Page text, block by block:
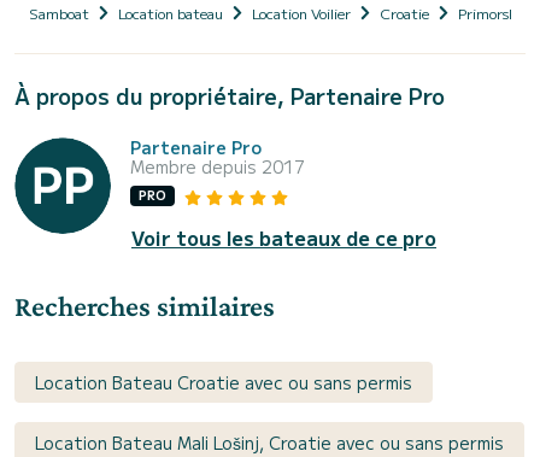
Samboat Location bateau Location Voilier Croatie Primorsko-
À propos du propriétaire, Partenaire Pro
Partenaire Pro
Membre depuis 2017
PRO
Voir tous les bateaux de ce pro
Recherches similaires
Location Bateau Croatie avec ou sans permis
Location Bateau Mali Lošinj, Croatie avec ou sans permis